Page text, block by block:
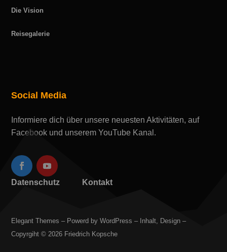
Die Vision
Reisegalerie
Social Media
Informiere dich über unsere neuesten Aktivitäten, auf
Facebook und unserem YouTube Kanal.
Datenschutz Kontakt
Elegant Themes – Powerd by WordPress – Inhalt, Design –
Copyrgiht © 2026 Friedrich Kopsche